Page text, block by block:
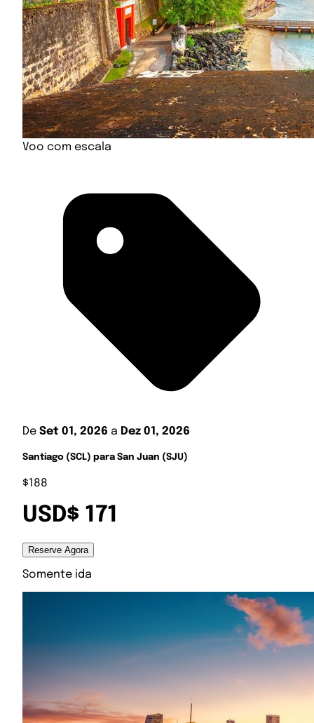
Voo com escala
De Set 01, 2026 a Dez 01, 2026
Santiago (SCL) para San Juan (SJU)
$188
USD$ 171
Reserve Agora
Somente ida